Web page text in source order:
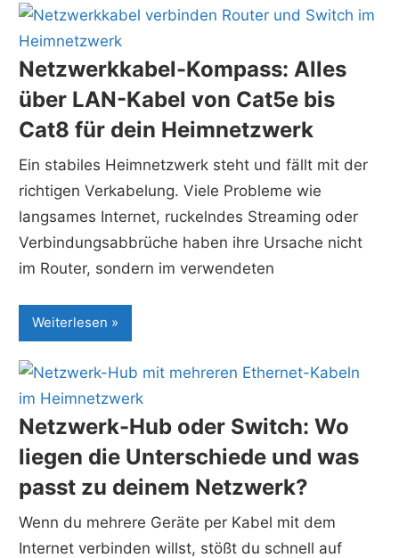
Netzwerkkabel-Kompass: Alles
über LAN-Kabel von Cat5e bis
Cat8 für dein Heimnetzwerk
Ein stabiles Heimnetzwerk steht und fällt mit der
richtigen Verkabelung. Viele Probleme wie
langsames Internet, ruckelndes Streaming oder
Verbindungsabbrüche haben ihre Ursache nicht
im Router, sondern im verwendeten
Weiterlesen
Netzwerk-Hub oder Switch: Wo
liegen die Unterschiede und was
passt zu deinem Netzwerk?
Wenn du mehrere Geräte per Kabel mit dem
Internet verbinden willst, stößt du schnell auf